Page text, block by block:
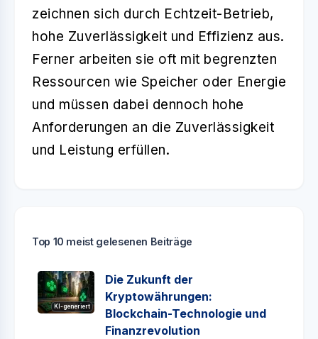
zeichnen sich durch Echtzeit-Betrieb,
hohe Zuverlässigkeit und Effizienz aus.
Ferner arbeiten sie oft mit begrenzten
Ressourcen wie Speicher oder Energie
und müssen dabei dennoch hohe
Anforderungen an die Zuverlässigkeit
und Leistung erfüllen.
Top 10 meist gelesenen Beiträge
KI-generiert
Die Zukunft der
Kryptowährungen:
Blockchain-Technologie und
Finanzrevolution